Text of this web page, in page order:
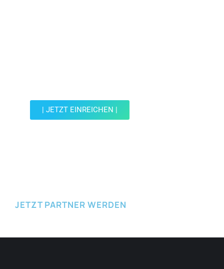
| JETZT EINREICHEN |
JETZT PARTNER WERDEN